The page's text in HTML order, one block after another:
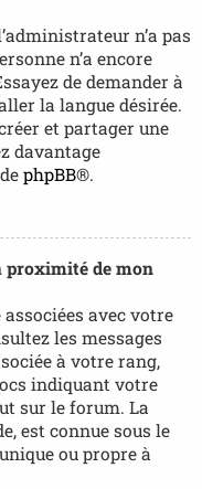
n’a pas
n’a encore
de demander à
la langue désirée.
et partager une
davantage
phpBB®.
proximité de mon
avec votre
les messages
à votre rang,
indiquant votre
sur le forum. La
est connue sous le
ou propre à